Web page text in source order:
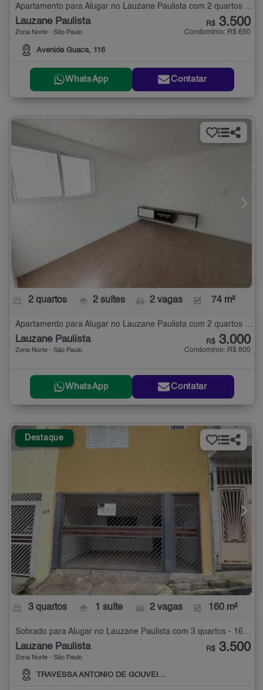
Apartamento para Alugar no Lauzane Paulista com 2 quartos - 57 m²
Lauzane Paulista
Zona Norte - São Paulo
Avenida Guaca, 116
R$ 3.500
Condomínio: R$ 650
WhatsApp Contatar
2 quartos 2 suítes 2 vagas 74 m²
Lauzane Paulista
Zona Norte - São Paulo
R$ 3.000
Condomínio: R$ 800
WhatsApp Contatar
Destaque
3 quartos 1 suíte 2 vagas 160 m²
Sobrado para Alugar no Lauzane Paulista com 3 quartos - 160 m²
Lauzane Paulista
Zona Norte - São Paulo
TRAVESSA ANTONIO DE GOUVEIA, 100
R$ 3.500